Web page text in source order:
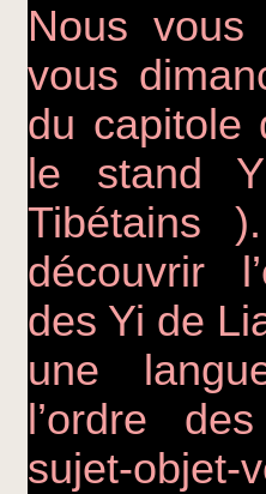
Nous vous
vous
du capitole
le stand
Tibétains
découvrir
des Yi de
une
l’ordre
sujet-objet-